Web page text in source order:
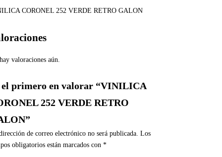
CORONEL 252 VERDE RETRO GALON
valoraciones aún.
el primero en valorar “VINILICA
252 VERDE RETRO
de correo electrónico no será publicada. Los
obligatorios están marcados con *